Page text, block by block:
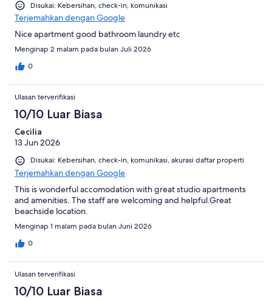
Disukai: Kebersihan, check-in, komunikasi
Terjemahkan dengan Google
Nice apartment good bathroom laundry etc
Menginap 2 malam pada bulan Juli 2026
0
Ulasan terverifikasi
10/10 Luar Biasa
Cecilia
13 Jun 2026
Disukai: Kebersihan, check-in, komunikasi, akurasi daftar properti
Terjemahkan dengan Google
This is wonderful accomodation with great studio apartments
and amenities. The staff are welcoming and helpful.Great
beachside location.
Menginap 1 malam pada bulan Juni 2026
0
Ulasan terverifikasi
10/10 Luar Biasa